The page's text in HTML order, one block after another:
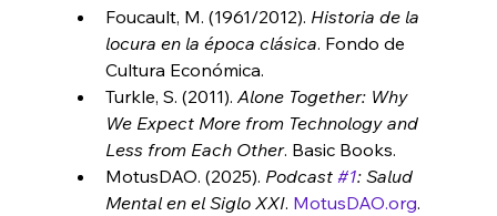
Foucault, M. (1961/2012). Historia de la
locura en la época clásica. Fondo de
Cultura Económica.
Turkle, S. (2011). Alone Together: Why
We Expect More from Technology and
Less from Each Other. Basic Books.
MotusDAO. (2025). Podcast #1: Salud
Mental en el Siglo XXI. MotusDAO.org.